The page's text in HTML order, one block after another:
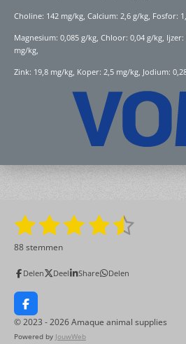
Choline: 142 mg/kg, Calcium: 2,6 g/kg, Fosfor:
Magnesium: 0,085 g/kg, Chloor: 0,04 g/kg,
mg/kg,
Zink: 19,8 mg/kg, Koper: 2,5 mg/kg, Jodium:
R
t
n
g
4
.
1
s
t
e
r
2
s
t
r
r
3
s
t
r
r
4
t
r
r
5
t
r
88 stemmen
Delen Deel Share Delen
F
a
c
e
© 2023 - 2026 Amaque animal supplies
Powered by JouwWeb